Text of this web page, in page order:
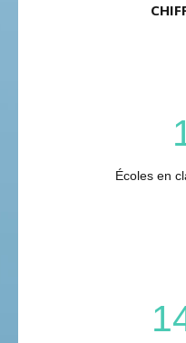
Écoles en